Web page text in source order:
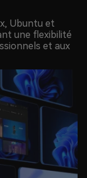
Ubuntu et
une flexibilité
et aux